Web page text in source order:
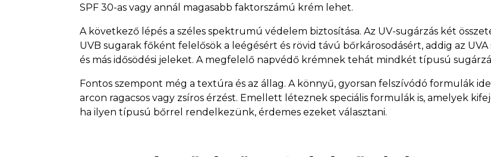
SPF 30-as vagy annál magasabb faktorszámú krém lehet.
A következő lépés a széles spektrumú védelem biztosítása. Az UV-sugárzás két
UVB sugarak főként felelősök a leégésért és rövid távú bőrkárosodásért, addig az
és más idősödési jeleket. A megfelelő napvédő krémnek tehát mindkét típusú
Fontos szempont még a textúra és az állag. A könnyű, gyorsan felszívódó formulák
arcon ragacsos vagy zsíros érzést. Emellett léteznek speciális formulák is, amelyek
ha ilyen típusú bőrrel rendelkezünk, érdemes ezeket választani.